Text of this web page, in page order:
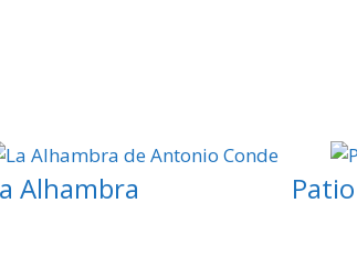
Alhambra